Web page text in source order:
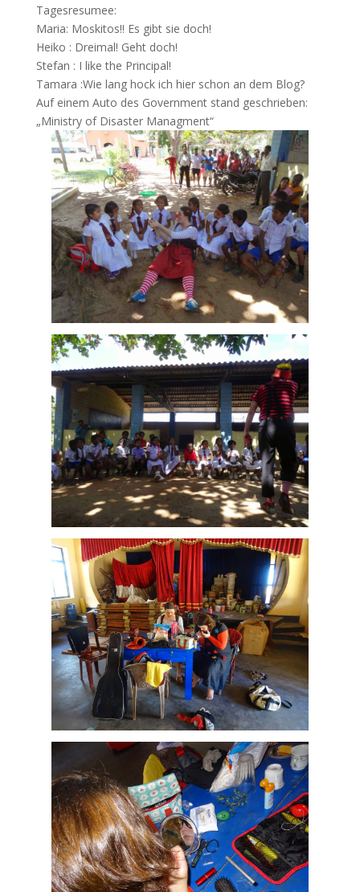
Tagesresumee:
Maria: Moskitos!! Es gibt sie doch!
Heiko : Dreimal! Geht doch!
Stefan : I like the Principal!
Tamara :Wie lang hock ich hier schon an dem Blog?
Auf einem Auto des Government stand geschrieben:
„Ministry of Disaster Managment“